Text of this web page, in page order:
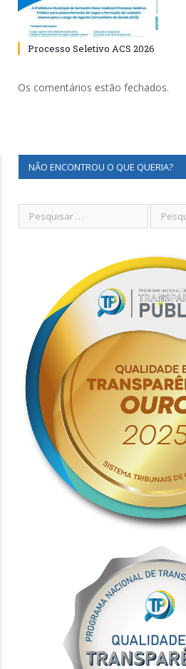
Processo Seletivo ACS 2026
Os comentários estão fechados.
NÃO ENCONTROU O QUE QUERIA?